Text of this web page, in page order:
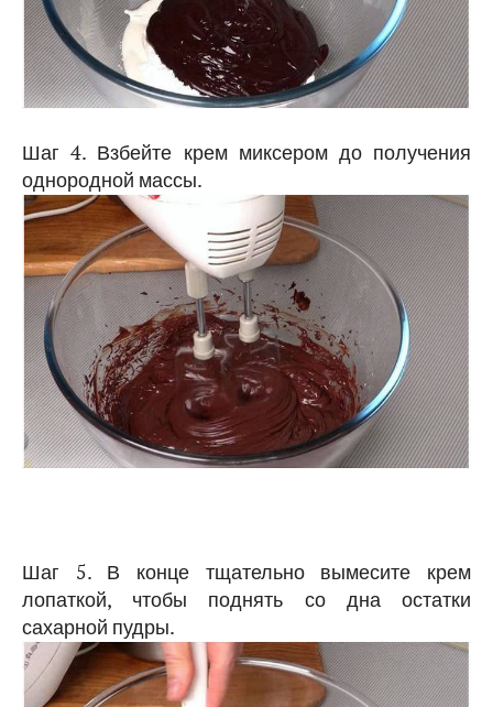
Шаг 4. Взбейте крем миксером до получения
однородной массы.
Шаг 5. В конце тщательно вымесите крем
лопаткой, чтобы поднять со дна остатки
сахарной пудры.